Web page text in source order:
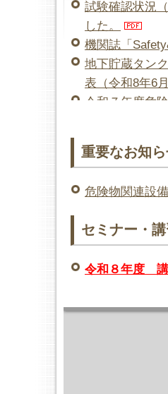
試験確認状況
した。
機関誌「
地下貯蔵タン
表（令和8年6
令和７年度危
危険物施設の
★職員の募集
表（令和8年3
和8年4月1日施
置を使用する
重要なお知
危険物関連設
セミナー・
令和８年度 講